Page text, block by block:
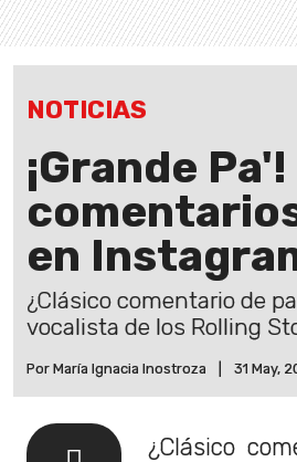
NOTICIAS
¡Grande
en
¿Clásico comentario de
vocalista de los Rolling
Por María Ignacia Inostroza 31 May,
¿Clásico